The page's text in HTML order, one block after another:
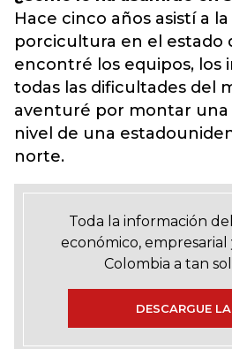
Hace cinco años asistí a
porcicultura en el estado
encontré los equipos, los
todas las dificultades del
aventuré por montar una
nivel de una
norte.
Toda la información
económico,
Colombia a tan
DESCARGUE